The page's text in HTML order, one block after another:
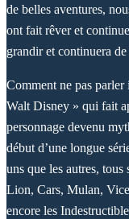
de belles aventures,
ont fait rêver et
grandir et continuera
Comment ne pas
Walt Disney » qui fait
personnage devenu
début d’une longue
uns que les autres,
Lion, Cars, Mulan,
encore les